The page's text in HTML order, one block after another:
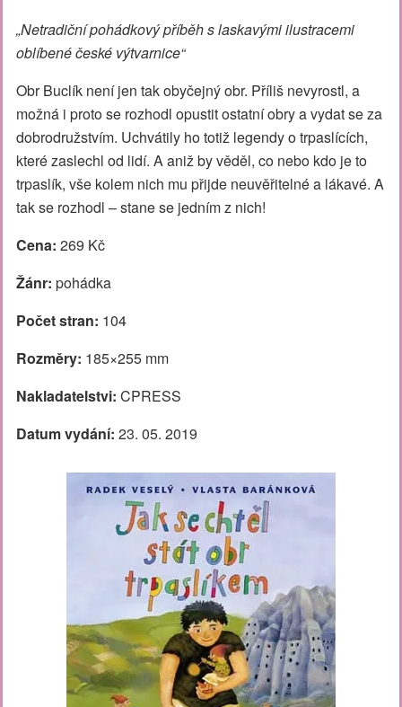
„Netradiční pohádkový příběh s laskavými ilustracemi
oblíbené české výtvarnice“
Obr Buclík není jen tak obyčejný obr. Příliš nevyrostl, a
možná i proto se rozhodl opustit ostatní obry a vydat se za
dobrodružstvím. Uchvátily ho totiž legendy o trpaslících,
které zaslechl od lidí. A aniž by věděl, co nebo kdo je to
trpaslík, vše kolem nich mu přijde neuvěřitelné a lákavé. A
tak se rozhodl – stane se jedním z nich!
Cena: 269 Kč
Žánr: pohádka
Počet stran: 104
Rozměry: 185×255 mm
Nakladatelstvi: CPRESS
Datum vydání: 23. 05. 2019